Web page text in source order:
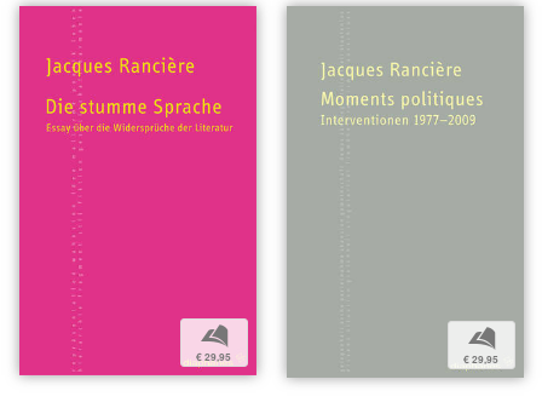
b
€ 29,95
b
€ 29,95